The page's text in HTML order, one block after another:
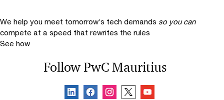
We help you meet tomorrow’s tech demands so you can
compete at a speed that rewrites the rules
See how
Follow PwC Mauritius